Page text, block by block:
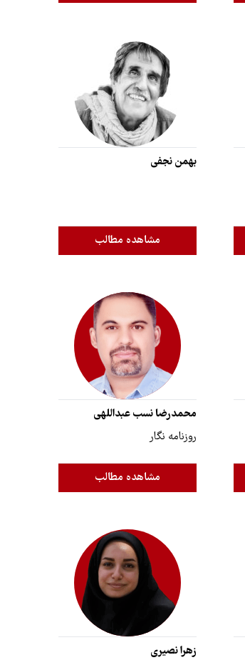
بهمن نجفی
مشاهده مطالب
محمدرضا نسب عبداللهی
روزنامه نگار
مشاهده مطالب
زهرا نصیری